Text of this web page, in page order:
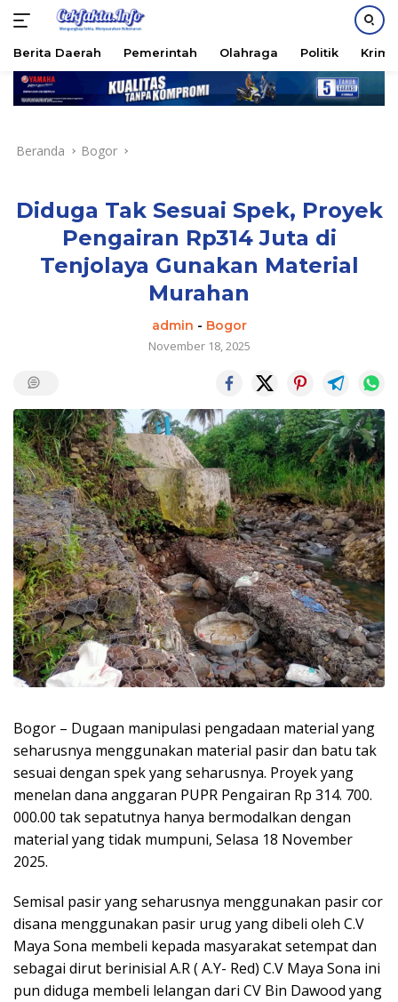
Langsung
Berita Daerah Pemerintah Olahraga Politik
Beranda Bogor
Diduga Tak Sesuai Spek, Proyek
Pengairan Rp314 Juta di
Tenjolaya Gunakan Material
Murahan
admin - Bogor
November 18, 2025
Bogor – Dugaan manipulasi pengadaan material yang
seharusnya menggunakan material pasir dan batu tak
sesuai dengan spek yang seharusnya. Proyek yang
menelan dana anggaran PUPR Pengairan Rp 314. 700.
000.00 tak sepatutnya hanya bermodalkan dengan
material yang tidak mumpuni, Selasa 18 November
2025.
Semisal pasir yang seharusnya menggunakan pasir cor
disana menggunakan pasir urug yang dibeli oleh C.V
Maya Sona membeli kepada masyarakat setempat dan
sebagai dirut berinisial A.R ( A.Y- Red) C.V Maya Sona ini
pun diduga membeli lelangan dari CV Bin Dawood yang